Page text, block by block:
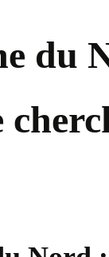
du